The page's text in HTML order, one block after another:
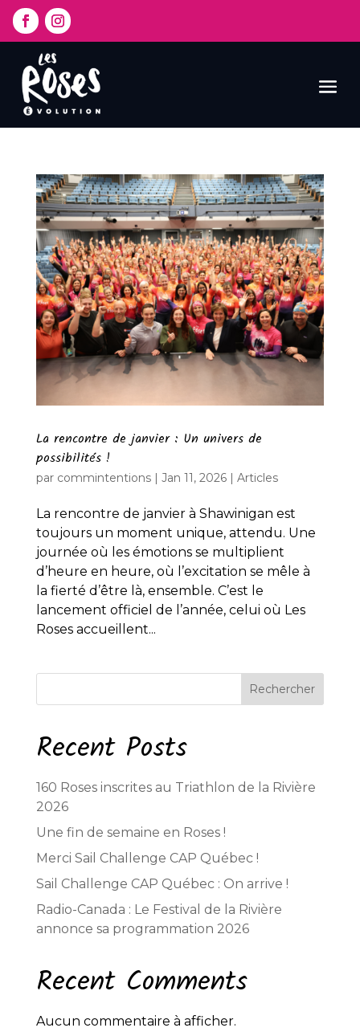
La rencontre de janvier : Un univers de
possibilités !
par commintentions| Jan 11, 2026| Articles
La rencontre de janvier à Shawinigan est
toujours un moment unique, attendu. Une
journée où les émotions se multiplient
d’heure en heure, où l’excitation se mêle à
la fierté d’être là, ensemble. C’est le
lancement officiel de l’année, celui où Les
Roses accueillent...
Rechercher
Recent Posts
160 Roses inscrites au Triathlon de la Rivière
2026
Une fin de semaine en Roses !
Merci Sail Challenge CAP Québec !
Sail Challenge CAP Québec : On arrive !
Radio-Canada : Le Festival de la Rivière
annonce sa programmation 2026
Recent Comments
Aucun commentaire à afficher.